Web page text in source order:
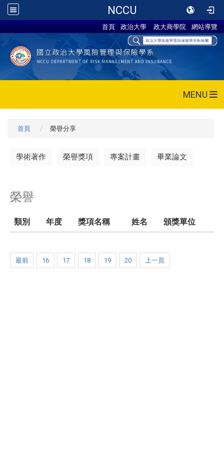
NCCU
首頁 政治大學 政大商學院 網站導覽
MENU
首頁 榮譽分享
學術著作 榮譽獎項 專案計畫 畢業論文
榮譽
類別 年度 獎項名稱 姓名 頒獎單位
最前 16 17 18 19 20 上一頁